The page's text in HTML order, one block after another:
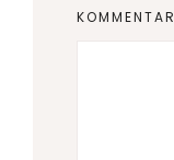
KOMMENTAR